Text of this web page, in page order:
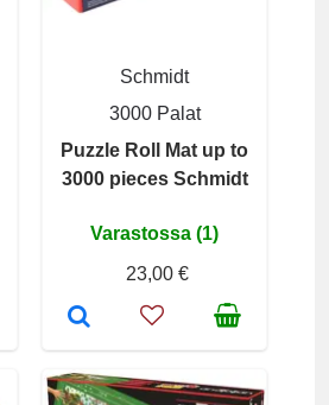
Schmidt
3000 Palat
Puzzle Roll Mat up to
3000 pieces Schmidt
Varastossa (1)
23,00 €